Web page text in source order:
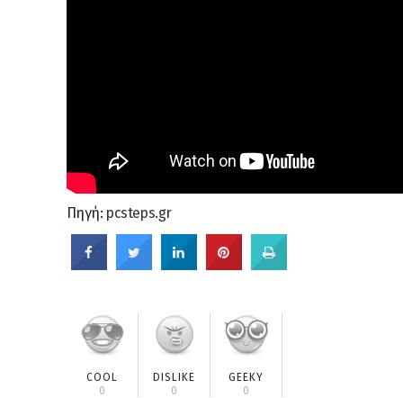
Πηγή: pcsteps.gr
COOL
0
DISLIKE
0
GEEKY
0